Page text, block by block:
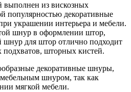
из вискозных
популярностью декоративные
украшении интерьера и мебели.
шнур в оформлении штор,
для штор отлично подходит
подхватов, шторных кистей.
декоративные шнуры,
шнуром, так как
мягкой мебели.